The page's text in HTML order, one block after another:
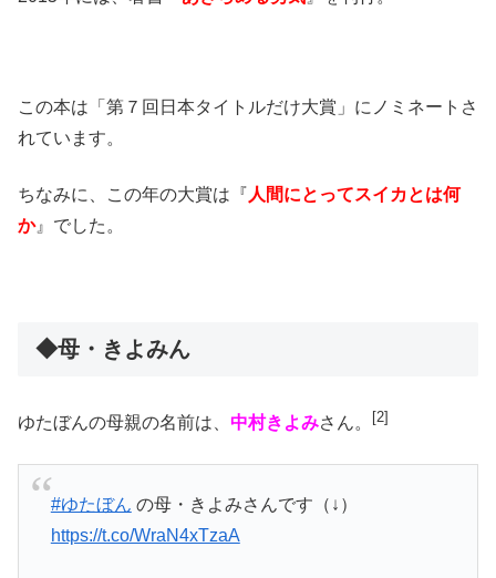
この本は「第７回日本タイトルだけ大賞」にノミネートさ
れています。
ちなみに、この年の大賞は『 人間にとってスイカとは何
か』でした。
◆母・きよみん
ゆたぼんの母親の名前は、 中村きよみさん。 [2]
#ゆたぼん の母・きよみさんです（↓）
https://t.co/WraN4xTzaA